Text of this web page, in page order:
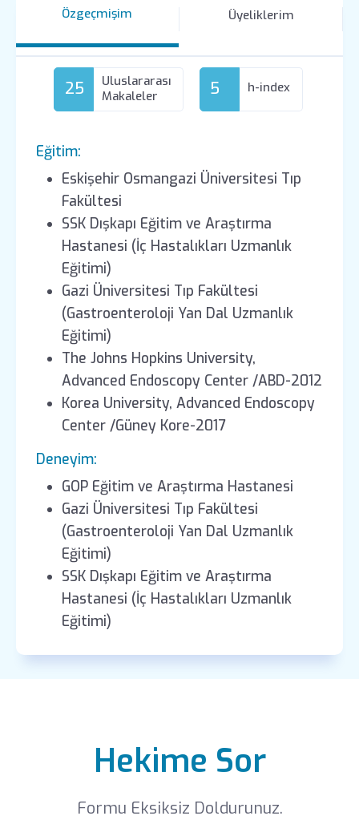
Özgeçmişim Üyeliklerim
25
Uluslararası
Makaleler
5 h-index
Eğitim:
Eskişehir Osmangazi Üniversitesi Tıp
Fakültesi
SSK Dışkapı Eğitim ve Araştırma
Hastanesi (İç Hastalıkları Uzmanlık
Eğitimi)
Gazi Üniversitesi Tıp Fakültesi
(Gastroenteroloji Yan Dal Uzmanlık
Eğitimi)
The Johns Hopkins University,
Advanced Endoscopy Center /ABD-2012
Korea University, Advanced Endoscopy
Center /Güney Kore-2017
Deneyim:
GOP Eğitim ve Araştırma Hastanesi
Gazi Üniversitesi Tıp Fakültesi
(Gastroenteroloji Yan Dal Uzmanlık
Eğitimi)
SSK Dışkapı Eğitim ve Araştırma
Hastanesi (İç Hastalıkları Uzmanlık
Eğitimi)
Hekime Sor
Formu Eksiksiz Doldurunuz.